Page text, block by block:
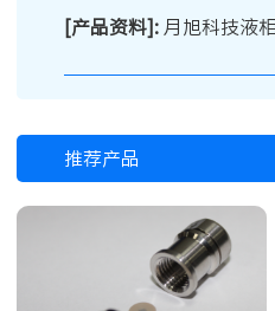
[产品资料]: 月旭科技液
推荐产品